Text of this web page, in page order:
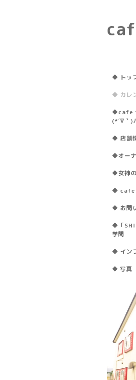
◆ トッ
◆ カレ
◆cafe
(*´∇｀
◆ 店舗
◆オー
◆女神
◆ cafe
◆ お問
◆「
学問
◆ イン
◆ 写真